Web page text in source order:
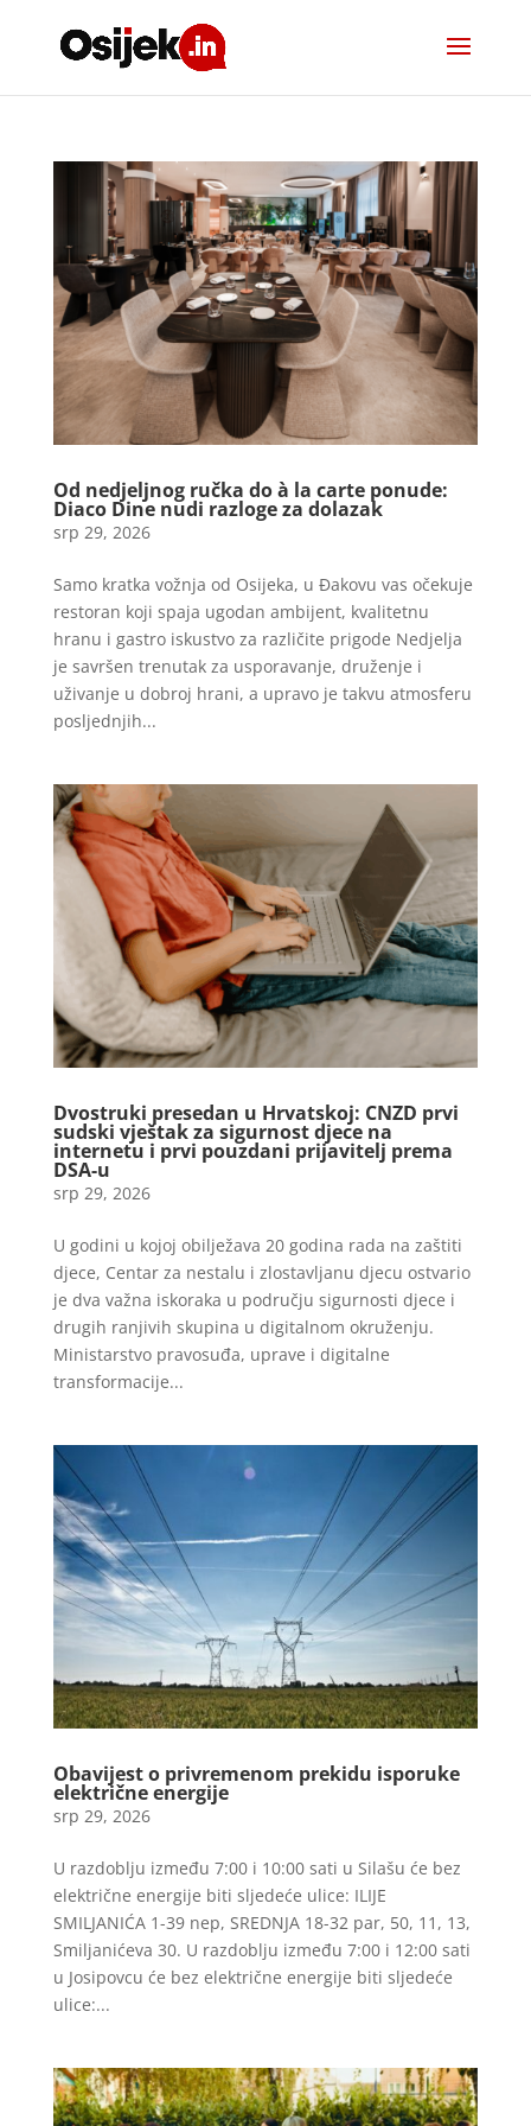
Od nedjeljnog ručka do à la carte ponude:
Diaco Dine nudi razloge za dolazak
srp 29, 2026
Samo kratka vožnja od Osijeka, u Đakovu vas očekuje
restoran koji spaja ugodan ambijent, kvalitetnu
hranu i gastro iskustvo za različite prigode Nedjelja
je savršen trenutak za usporavanje, druženje i
uživanje u dobroj hrani, a upravo je takvu atmosferu
posljednjih...
Dvostruki presedan u Hrvatskoj: CNZD prvi
sudski vještak za sigurnost djece na
internetu i prvi pouzdani prijavitelj prema
DSA-u
srp 29, 2026
U godini u kojoj obilježava 20 godina rada na zaštiti
djece, Centar za nestalu i zlostavljanu djecu ostvario
je dva važna iskoraka u području sigurnosti djece i
drugih ranjivih skupina u digitalnom okruženju.
Ministarstvo pravosuđa, uprave i digitalne
transformacije...
Obavijest o privremenom prekidu isporuke
električne energije
srp 29, 2026
U razdoblju između 7:00 i 10:00 sati u Silašu će bez
električne energije biti sljedeće ulice: ILIJE
SMILJANIĆA 1-39 nep, SREDNJA 18-32 par, 50, 11, 13,
Smiljanićeva 30. U razdoblju između 7:00 i 12:00 sati
u Josipovcu će bez električne energije biti sljedeće
ulice:...